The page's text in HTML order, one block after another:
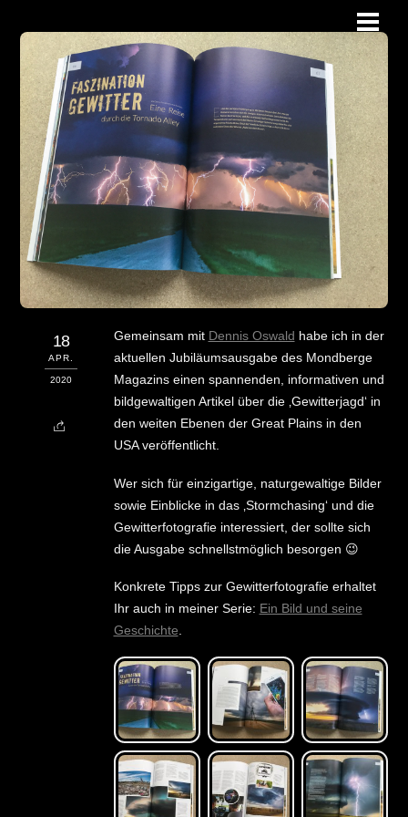
content
18
APR.
2020
Gemeinsam mit Dennis Oswald habe ich in der
aktuellen Jubiläumsausgabe des Mondberge
Magazins einen spannenden, informativen und
bildgewaltigen Artikel über die ‚Gewitterjagd‘ in
den weiten Ebenen der Great Plains in den
USA veröffentlicht.
Wer sich für einzigartige, naturgewaltige Bilder
sowie Einblicke in das ‚Stormchasing‘ und die
Gewitterfotografie interessiert, der sollte sich
die Ausgabe schnellstmöglich besorgen 😉
Konkrete Tipps zur Gewitterfotografie erhaltet
Ihr auch in meiner Serie: Ein Bild und seine
Geschichte